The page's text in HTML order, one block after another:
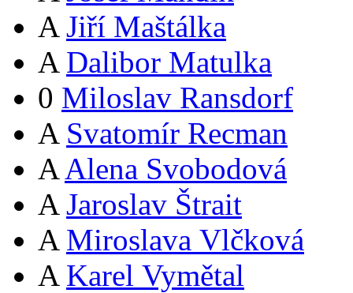
A Jiří Maštálka
A Dalibor Matulka
0 Miloslav Ransdorf
A Svatomír Recman
A Alena Svobodová
A Jaroslav Štrait
A Miroslava Vlčková
A Karel Vymětal